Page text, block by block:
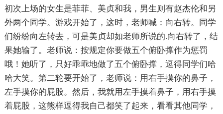
初次上场的女生是菲菲、美贞和我，男生则有赵杰伦和另
外两个同学。游戏开始了，这时，老师喊：向右转。同学
们纷纷向左转去，可是美贞却如老师所说的.向右转了，结
果她输了。老师说：按规定你要做五个俯卧撑作为惩罚
哦！她听了，只好乖乖地做了五个俯卧撑，逗得同学们哈
哈大笑。第二轮要开始了，老师说：用右手摸你的鼻子，
左手摸你的屁股。然后，我就用左手摸着鼻子，用右手摸
着屁股，这熊样逗得我自己都笑了起来，看看其他同学，